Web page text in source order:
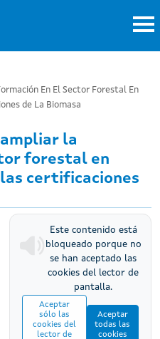
En El Sector Forestal En
de La Biomasa
la
forestal en
certificaciones
Este contenido está
bloqueado porque no
se han aceptado las
cookies del lector de
pantalla.
Aceptar
sólo las
cookies del
lector de
Aceptar
todas las
cookies